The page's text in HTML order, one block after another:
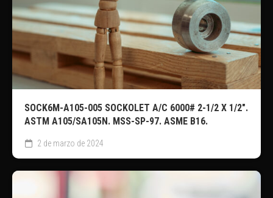
SOCK6M-A105-005 SOCKOLET A/C 6000# 2-1/2 X 1/2″.
ASTM A105/SA105N. MSS-SP-97. ASME B16.
2 de marzo de 2024